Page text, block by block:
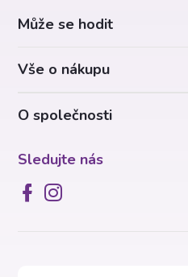
O společnosti
Sledujte nás
Může se hodit
Vše o nákupu